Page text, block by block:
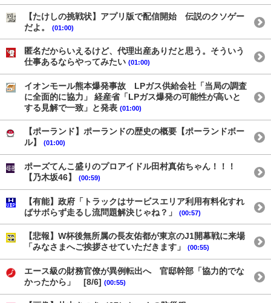
【たけしの挑戦状】アプリ版で配信開始 伝説のクソゲー
だよ。
(01:00)
匿名だからいえるけど、代理出産ありだと思う。そういう
仕事あるならやってみたい (01:00)
イオンモール熊本爆発事故 LPガス供給会社「当局の調査
に全面的に協力」 経産省「LPガス爆発の可能性が高いと
する見解で一致」と発表 (01:00)
【ポーランド】ポーランドの歴史の概要【ポーランドボー
ル】
(01:00)
ポーズてんこ盛りのプロアイドル田村真佑ちゃん！！！
【乃木坂46】
(00:59)
【有能】政府「トラックはサービスエリア利用有料化すれ
ばサボらず走るし流問題解決じゃね？」
(00:57)
【悲報】W杯後無所属の長友佑都が東京のJ1開幕戦に来場
「みなさまへご挨拶させていただきます」
(00:55)
エース級の財務官僚が異例転出へ 官邸幹部「協力的でな
かったから」 [8/6] (00:55)